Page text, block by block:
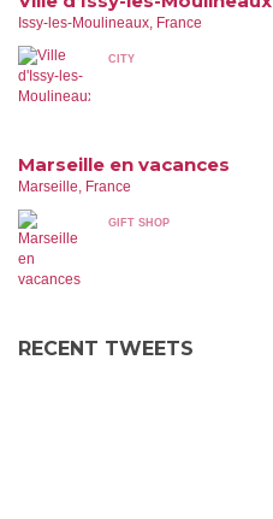
Issy-les-Moulineaux, France
CITY
Marseille en vacances
Marseille, France
GIFT SHOP
RECENT TWEETS